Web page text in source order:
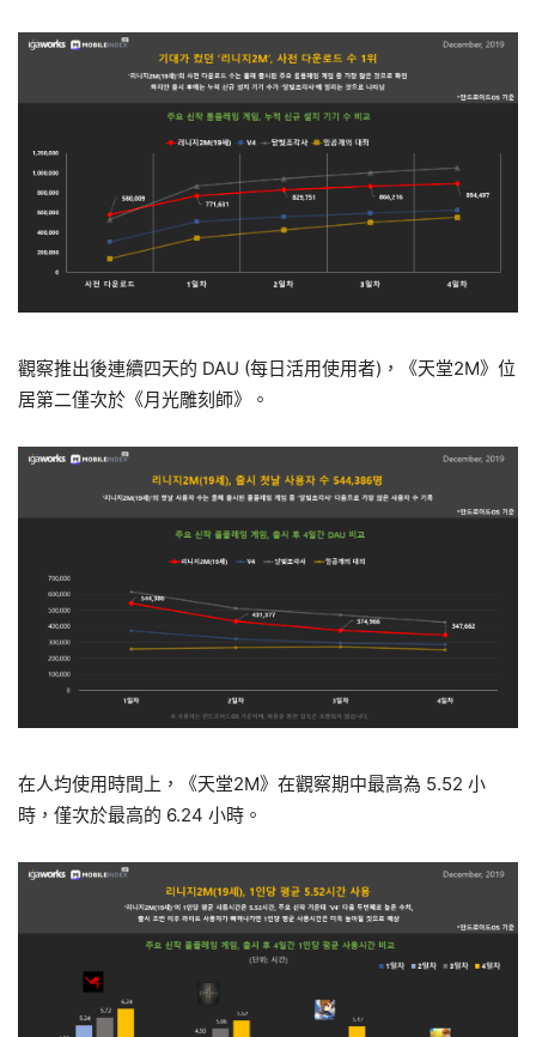
觀察推出後連續四天的 DAU (每日活用使用者)，《天堂2M》位
居第二僅次於《月光雕刻師》。
在人均使用時間上，《天堂2M》在觀察期中最高為 5.52 小
時，僅次於最高的 6.24 小時。